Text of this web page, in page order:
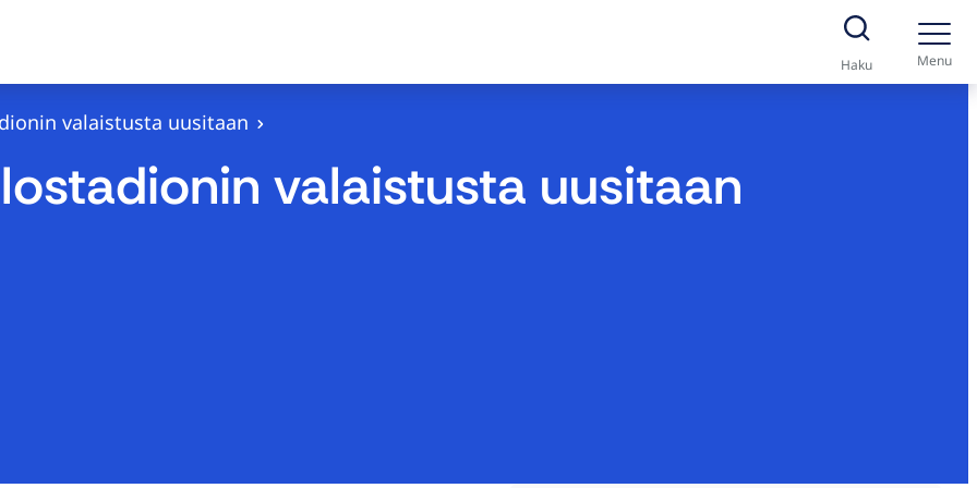
Haku Menu
valaistusta uusitaan
valaistusta uusitaan